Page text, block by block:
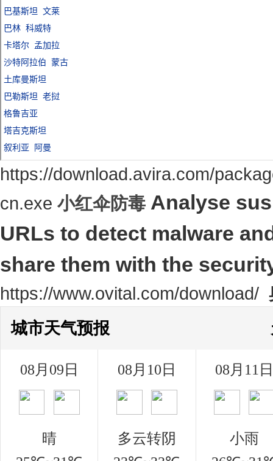
https://download.avira.com/
cn.exe 小红伞防毒 Analyse
URLs to detect malware
share them with the
https://www.ovital.com/download/